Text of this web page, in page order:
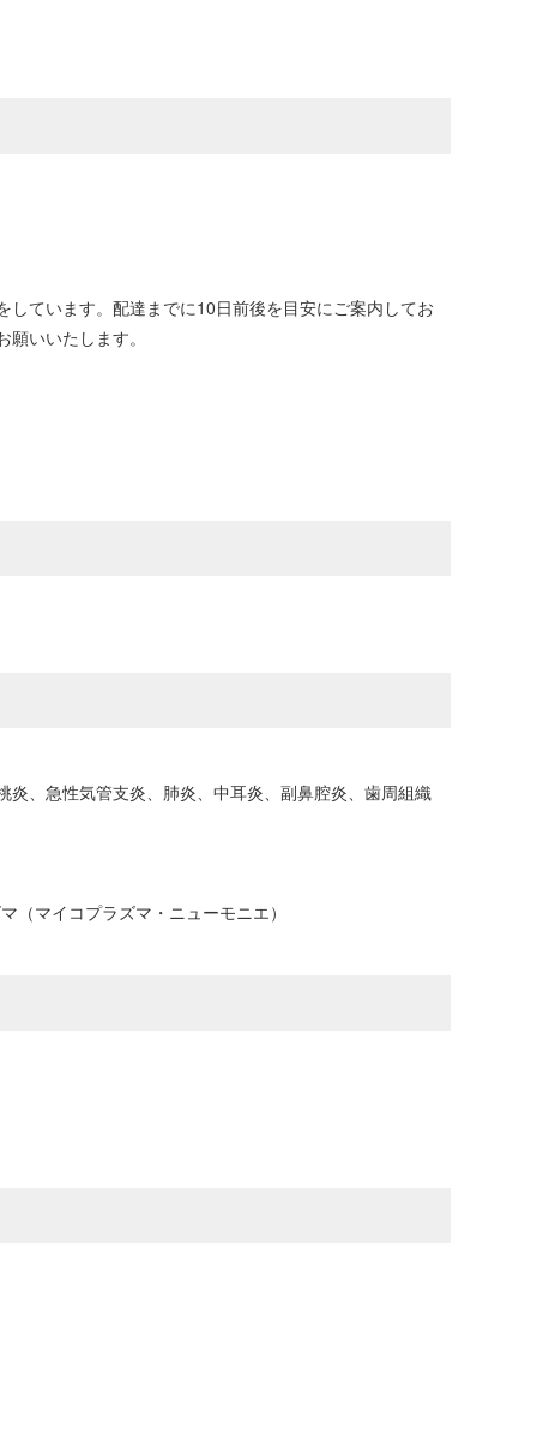
ています。配達までに10日前後を目安にご案内してお
いいたします。
、急性気管支炎、肺炎、中耳炎、副鼻腔炎、歯周組織
マイコプラズマ・ニューモニエ）